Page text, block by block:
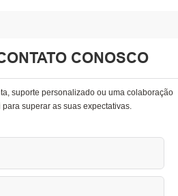
CONOSCO
suporte personalizado ou uma colaboração
superar as suas expectativas.